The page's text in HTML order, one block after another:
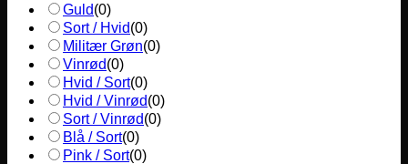
Guld(0)
Sort / Hvid(0)
Militær Grøn(0)
Vinrød(0)
Hvid / Sort(0)
Hvid / Vinrød(0)
Sort / Vinrød(0)
Blå / Sort(0)
Pink / Sort(0)